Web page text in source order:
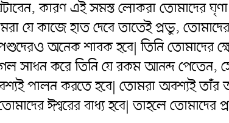
কারণ এই সমস্ত লোকরা তোমাদের ঘৃণা
যে কাজে হাত দেবে তাতেই প্রভু,
পশুদেরও অনেক শাবক হবে| তিনি তোমাদের
সাধন করে তিনি যে রকম আনন্দ পেতেন,
পালন করতে হবে| তোমরা অবশ্যই
ঈশ্বরের বাধ্য হবে| তাহলে তোমাদের